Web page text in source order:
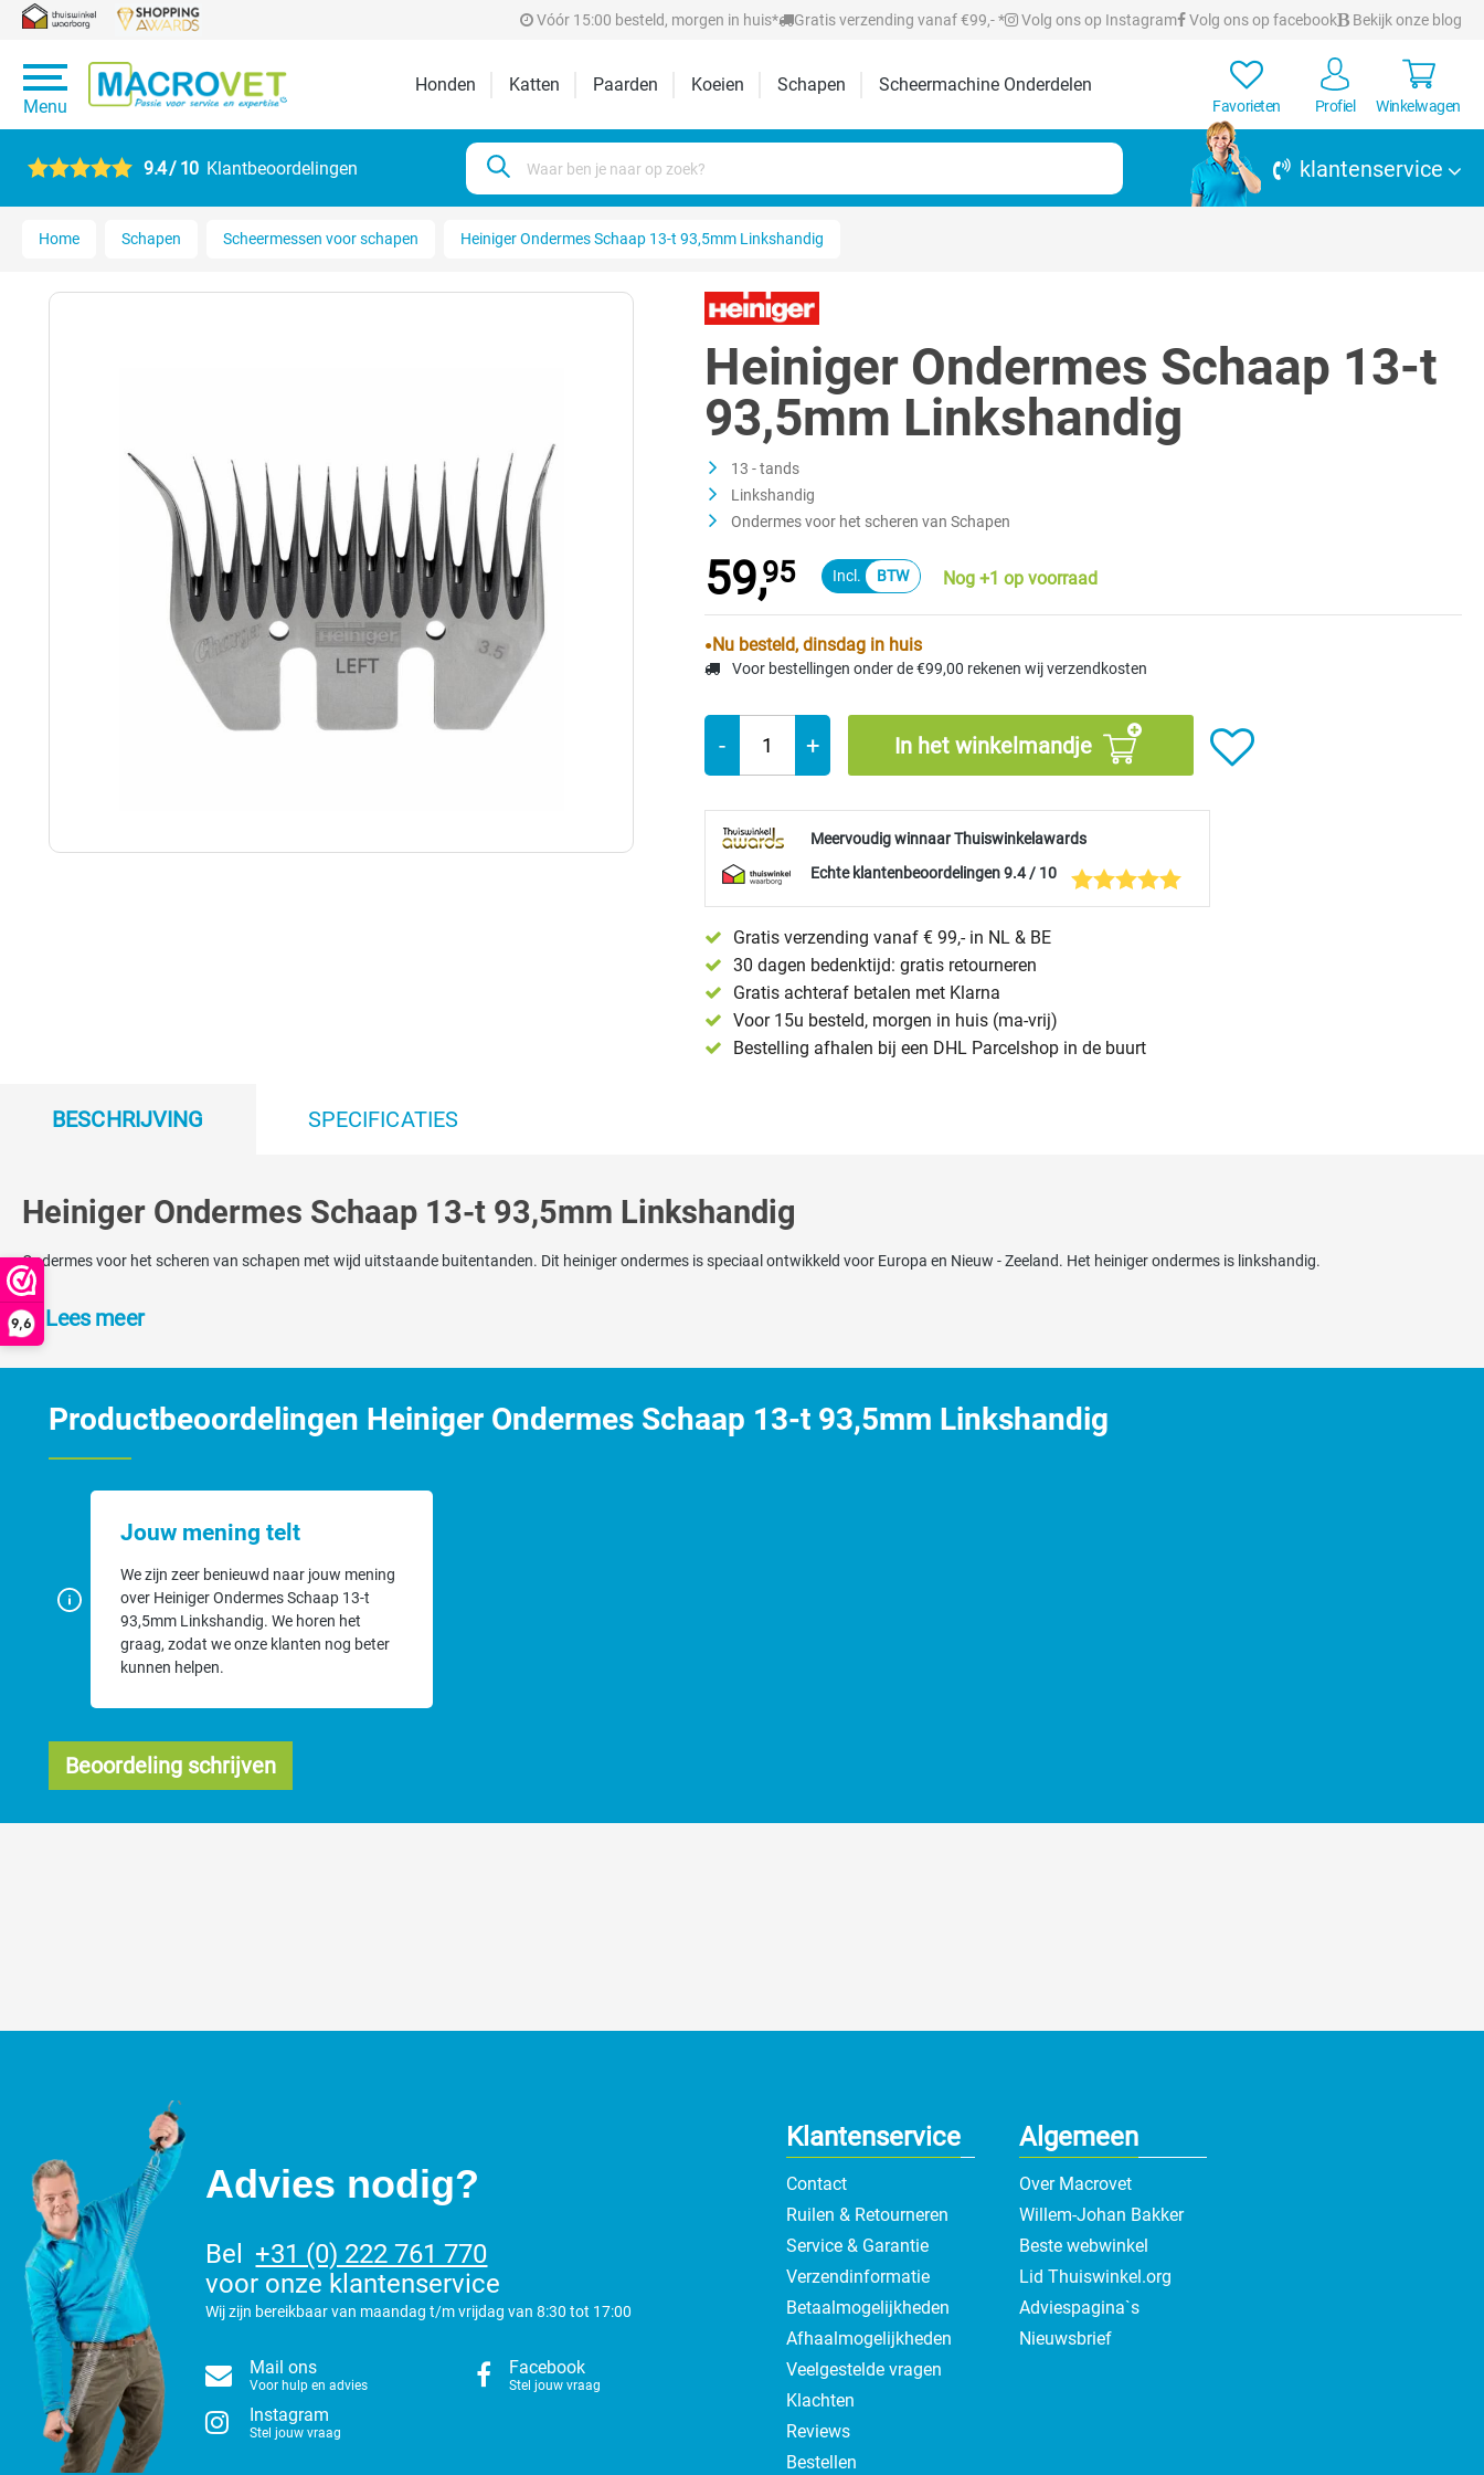
9,6
Vóór 15:00 besteld, morgen in huis* Gratis verzending vanaf €99,- * Volg ons op Instagram Volg ons op facebook Bekijk onze blog
Menu
Honden Katten Paarden Koeien Schapen Scheermachine Onderdelen
Favorieten Profiel Winkelwagen
9.4 / 10 Klantbeoordelingen klantenservice
Home Schapen Scheermessen voor schapen Heiniger Ondermes Schaap 13-t 93,5mm Linkshandig
Heiniger Ondermes Schaap 13-t
93,5mm Linkshandig
13 - tands
Linkshandig
Ondermes voor het scheren van Schapen
59,95 Nog +1 op voorraad
Nu besteld, dinsdag in huis
Voor bestellingen onder de €99,00 rekenen wij verzendkosten
- + In het winkelmandje
Meervoudig winnaar Thuiswinkelawards
Echte klantenbeoordelingen 9.4 / 10
Gratis verzending vanaf € 99,- in NL & BE
30 dagen bedenktijd: gratis retourneren
Gratis achteraf betalen met Klarna
Voor 15u besteld, morgen in huis (ma-vrij)
Bestelling afhalen bij een DHL Parcelshop in de buurt
BESCHRIJVING SPECIFICATIES
Heiniger Ondermes Schaap 13-t 93,5mm Linkshandig
Ondermes voor het scheren van schapen met wijd uitstaande buitentanden. Dit heiniger ondermes is speciaal ontwikkeld voor Europa en Nieuw - Zeeland. Het heiniger ondermes is linkshandig.
Lees meer
Productbeoordelingen Heiniger Ondermes Schaap 13-t 93,5mm Linkshandig
Jouw mening telt
We zijn zeer benieuwd naar jouw mening
over Heiniger Ondermes Schaap 13-t
93,5mm Linkshandig. We horen het
graag, zodat we onze klanten nog beter
kunnen helpen.
Beoordeling schrijven
Klantenservice
Contact
Ruilen & Retourneren
Service & Garantie
Verzendinformatie
Betaalmogelijkheden
Afhaalmogelijkheden
Veelgestelde vragen
Klachten
Reviews
Bestellen
Algemeen
Over Macrovet
Willem-Johan Bakker
Beste webwinkel
Lid Thuiswinkel.org
Adviespagina`s
Nieuwsbrief
Advies nodig?
Bel
+31 (0) 222 761 770
voor onze klantenservice
Wij zijn bereikbaar van maandag t/m vrijdag van 8:30 tot 17:00
Mail ons
Voor hulp en advies
Facebook
Stel jouw vraag
Instagram
Stel jouw vraag